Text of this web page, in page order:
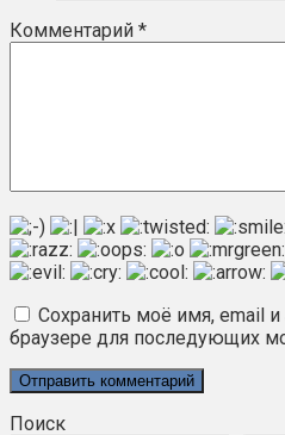
Комментарий *
Сохранить моё имя, email и
браузере для последующих
Поиск